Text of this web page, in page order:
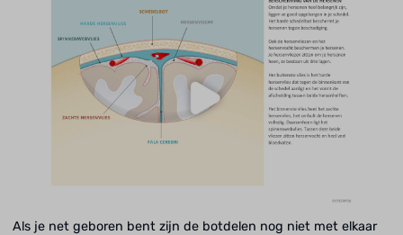
Als je net geboren bent zijn de botdelen nog niet met elkaar